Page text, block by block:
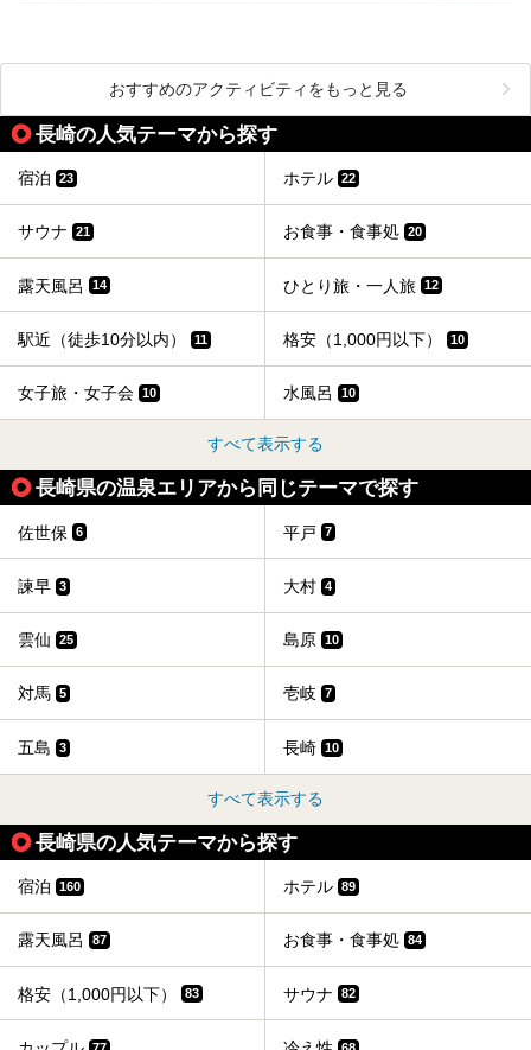
おすすめのアクティビティをもっと見る
長崎の人気テーマから探す
宿泊 23 ホテル 22
サウナ 21 お食事・食事処 20
露天風呂 14 ひとり旅・一人旅 12
駅近（徒歩10分以内） 11 格安（1,000円以下） 10
女子旅・女子会 10 水風呂 10
すべて表示する
長崎県の温泉エリアから同じテーマで探す
佐世保 6 平戸 7
諫早 3 大村 4
雲仙 25 島原 10
対馬 5 壱岐 7
五島 3 長崎 10
すべて表示する
長崎県の人気テーマから探す
宿泊 160 ホテル 89
露天風呂 87 お食事・食事処 84
格安（1,000円以下） 83 サウナ 82